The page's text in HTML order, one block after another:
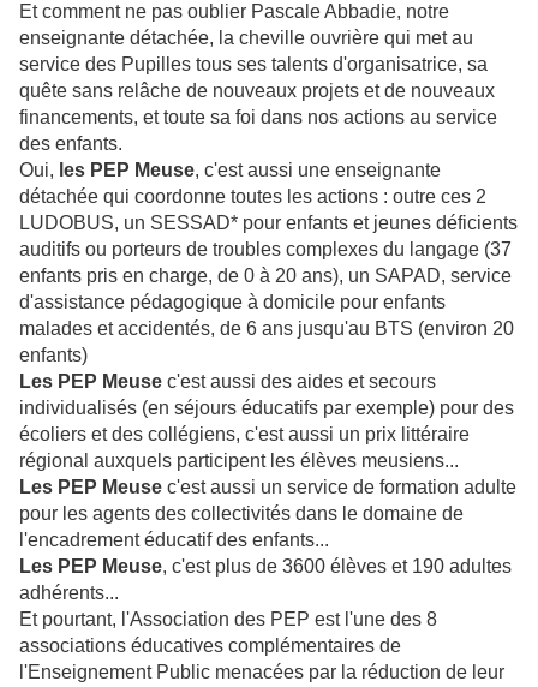
Et comment ne pas oublier Pascale Abbadie, notre
enseignante détachée, la cheville ouvrière qui met au
service des Pupilles tous ses talents d'organisatrice, sa
quête sans relâche de nouveaux projets et de nouveaux
financements, et toute sa foi dans nos actions au service
des enfants.
Oui, les PEP Meuse, c'est aussi une enseignante
détachée qui coordonne toutes les actions : outre ces 2
LUDOBUS, un SESSAD* pour enfants et jeunes déficients
auditifs ou porteurs de troubles complexes du langage (37
enfants pris en charge, de 0 à 20 ans), un SAPAD, service
d'assistance pédagogique à domicile pour enfants
malades et accidentés, de 6 ans jusqu'au BTS (environ 20
enfants)
Les PEP Meuse c'est aussi des aides et secours
individualisés (en séjours éducatifs par exemple) pour des
écoliers et des collégiens, c'est aussi un prix littéraire
régional auxquels participent les élèves meusiens...
Les PEP Meuse c'est aussi un service de formation adulte
pour les agents des collectivités dans le domaine de
l'encadrement éducatif des enfants...
Les PEP Meuse, c'est plus de 3600 élèves et 190 adultes
adhérents...
Et pourtant, l'Association des PEP est l'une des 8
associations éducatives complémentaires de
l'Enseignement Public menacées par la réduction de leur